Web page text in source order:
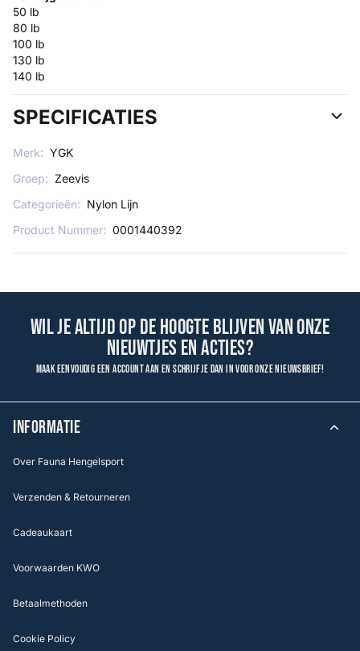
50 lb
80 lb
100 lb
130 lb
140 lb
SPECIFICATIES
Merk: YGK
Groep: Zeevis
Categorieën: Nylon Lijn
Product Nummer: 0001440392
Wil je altijd op de hoogte blijven van onze
nieuwtjes en acties?
Maak eenvoudig een account aan en schrijf je dan in voor onze nieuwsbrief!
INFORMATIE
Over Fauna Hengelsport
Verzenden & Retourneren
Cadeaukaart
Voorwaarden KWO
Betaalmethoden
Cookie Policy